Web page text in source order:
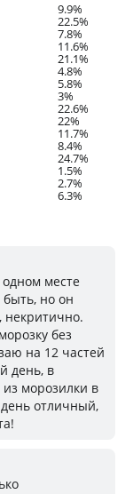
9.9%
22.5%
7.8%
11.6%
21.1%
4.8%
5.8%
3%
22.6%
22%
11.7%
8.4%
24.7%
1.5%
2.7%
6.3%
месте
быть, но он
некритично.
без
на 12 частей
день, в
морозилки в
отличный,